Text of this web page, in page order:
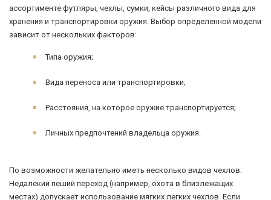
ассортименте футляры, чехлы, сумки, кейсы различного вида для
хранения и транспортировки оружия. Выбор определенной модели
зависит от нескольких факторов:
Типа оружия;
Вида переноса или транспортировки;
Расстояния, на которое оружие транспортируется;
Личных предпочтений владельца оружия.
По возможности желательно иметь несколько видов чехлов.
Недалекий пеший переход (например, охота в близлежащих
местах) допускает использование мягких легких чехлов. Если